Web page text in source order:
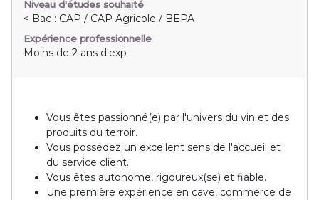
Niveau d'études souhaité
< Bac : CAP / CAP Agricole / BEPA
Expérience professionnelle
Moins de 2 ans d'exp
Vous êtes passionné(e) par l'univers du vin et des
produits du terroir.
Vous possédez un excellent sens de l'accueil et
du service client.
Vous êtes autonome, rigoureux(se) et fiable.
Une première expérience en cave, commerce de